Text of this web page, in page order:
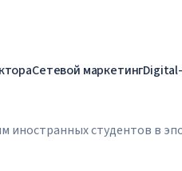
Сетевой маркетинг
иностранных студентов в